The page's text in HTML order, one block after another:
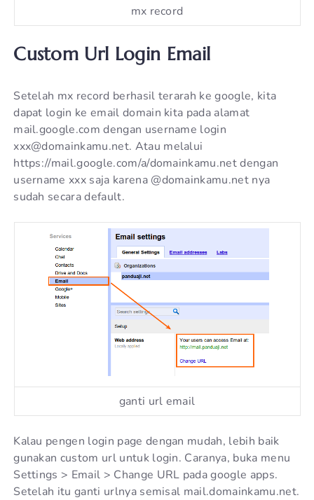
mx record
Custom Url Login Email
Setelah mx record berhasil terarah ke google, kita
dapat login ke email domain kita pada alamat
mail.google.com dengan username login
xxx@domainkamu.net. Atau melalui
https://mail.google.com/a/domainkamu.net dengan
username xxx saja karena @domainkamu.net nya
sudah secara default.
ganti url email
Kalau pengen login page dengan mudah, lebih baik
gunakan custom url untuk login. Caranya, buka menu
Settings > Email > Change URL pada google apps.
Setelah itu ganti urlnya semisal mail.domainkamu.net.